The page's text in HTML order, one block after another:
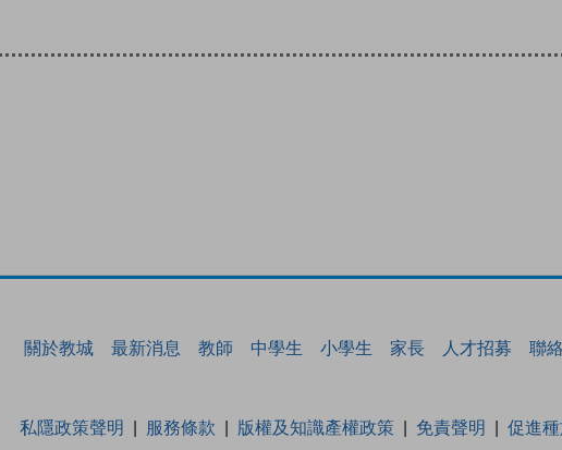
關於教城 最新消息 教師 中學生 小學生 家長 人才招募 聯
私隱政策聲明 服務條款 版權及知識產權政策 免責聲明 促進